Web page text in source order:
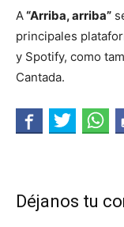
A“Arriba, arriba”
principales
y Spotify, como
Cantada.
Déjanos tu